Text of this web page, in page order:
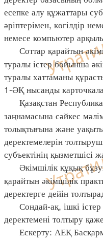
есепке алу құжаттары
әріптерімен, көгілдір
немесе компьютер
Соттар қарайтын
туралы істер бойынша
туралы хаттаманы
1-ӘҚ нысанды
Қазақстан
заңнамасына сәйкес
толықтығына және
деректемелерін
субъектінің қызметшісі
Әкімшілік құқық
қарайтын әкімшілік
деректерге дейін
Сондай-ақ, ішкі
деректемені толтыру
Ескерту: АЕҚ